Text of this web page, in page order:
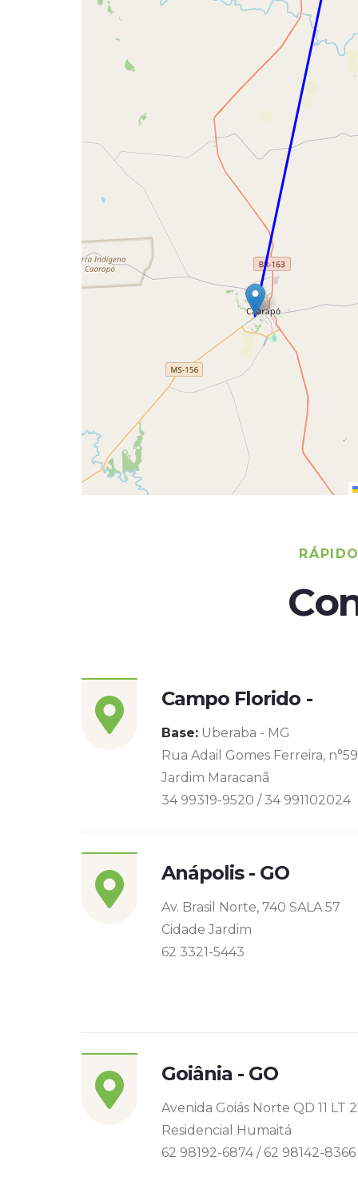
Campo Florido -
Base: Uberaba - MG
Rua Adail Gomes Ferreira,
Jardim Maracanã
34 99319-9520 / 34 991102024
Anápolis - GO
Av. Brasil Norte, 740 SALA 57
Cidade Jardim
62 3321-5443
Goiânia - GO
Avenida Goiás Norte QD 11 LT
Residencial Humaitá
62 98192-6874 / 62 98142-8366